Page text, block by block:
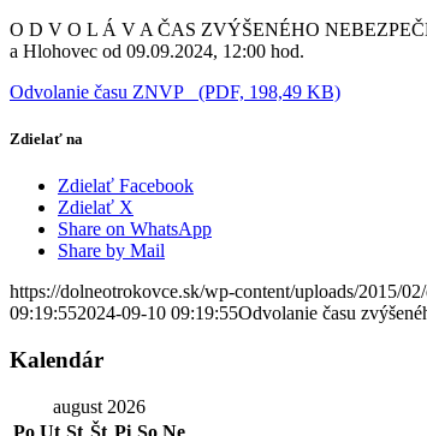
O D V O L Á V A ČAS ZVÝŠENÉHO
a Hlohovec od 09.09.2024, 12:00 hod.
Odvolanie času ZNVP_ (PDF, 198,49 KB)
Zdielať na
Zdielať Facebook
Zdielať X
Share on WhatsApp
Share by Mail
https://dolneotrokovce.sk/wp-content/uploads/2015/
09:19:552024-09-10 09:19:55Odvolanie času
Kalendár
august 2026
Po Ut St Št Pi So Ne